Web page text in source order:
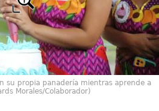
su propia panadería mientras aprende a
Morales/Colaborador)